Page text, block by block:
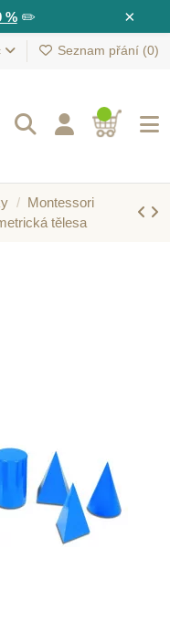
×
%✏️
Seznam přání (0)
Montessori
tělesa